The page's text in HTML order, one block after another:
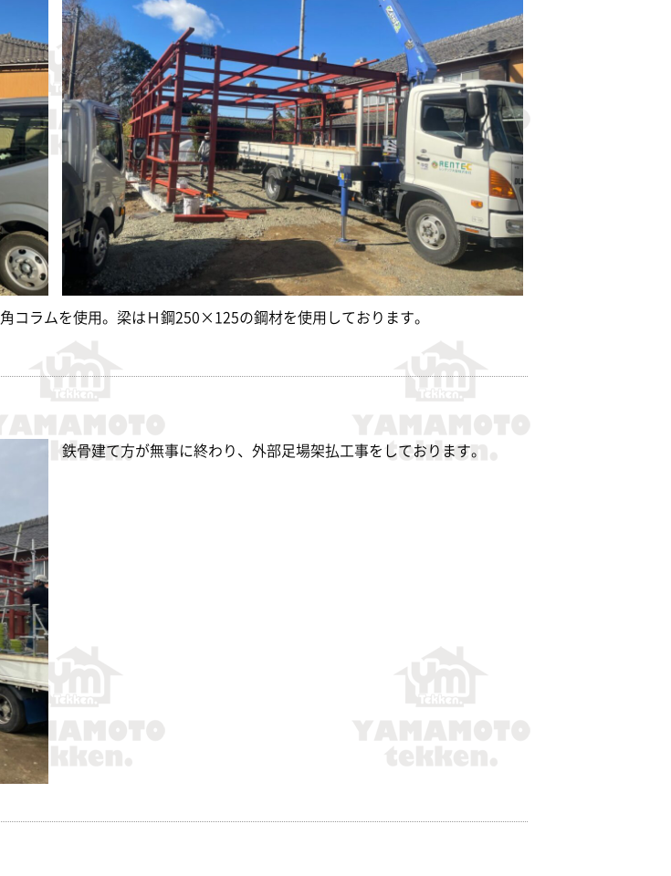
コラムを使用。梁はＨ鋼250×125の鋼材を使用しております。
鉄骨建て方が無事に終わり、外部足場架払工事をしております。